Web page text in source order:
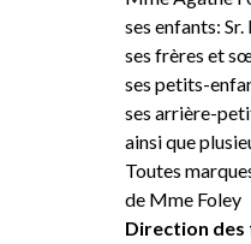
ses enfants: Sr.
ses frères et
ses petits-
ses arrière-
ainsi que
Toutes
de Mme Foley
Direction des